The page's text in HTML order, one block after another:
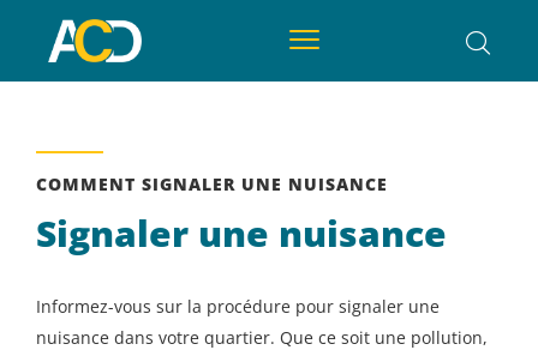
COMMENT SIGNALER UNE NUISANCE
Signaler une nuisance
Informez-vous sur la procédure pour signaler une
nuisance dans votre quartier. Que ce soit une pollution,